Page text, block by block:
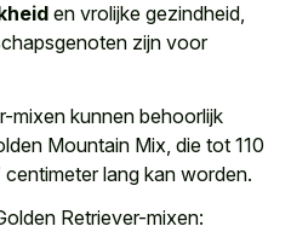
en vrolijke gezindheid,
zijn voor
mixen kunnen behoorlijk
Mountain Mix, die tot 110
lang kan worden.
Retriever-mixen: